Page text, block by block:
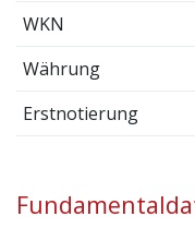
WKN
Währung
Erstnotierung